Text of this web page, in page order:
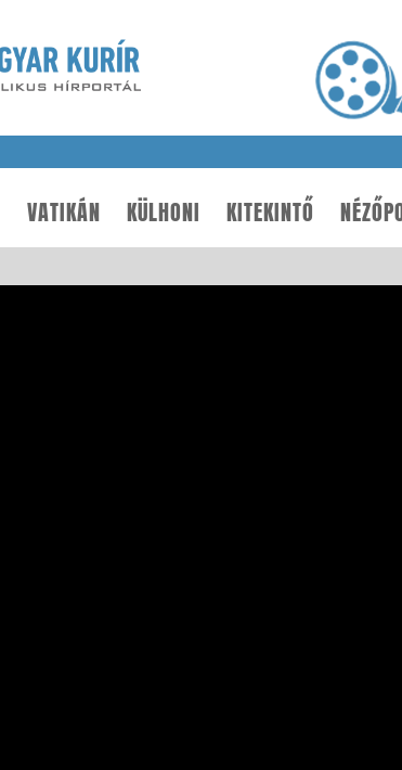
VATIKÁN KÜLHONI KITEKINTŐ